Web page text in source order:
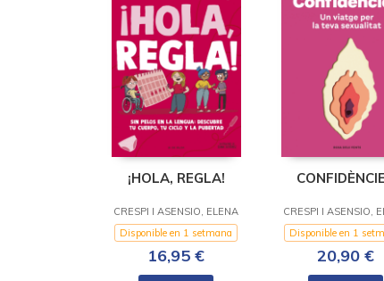
¡HOLA, REGLA!
CRESPI I ASENSIO, ELENA
Disponible en 1 setmana
16,95 €
CRESPI I ASENSIO,
Disponible en 1
20,90 €